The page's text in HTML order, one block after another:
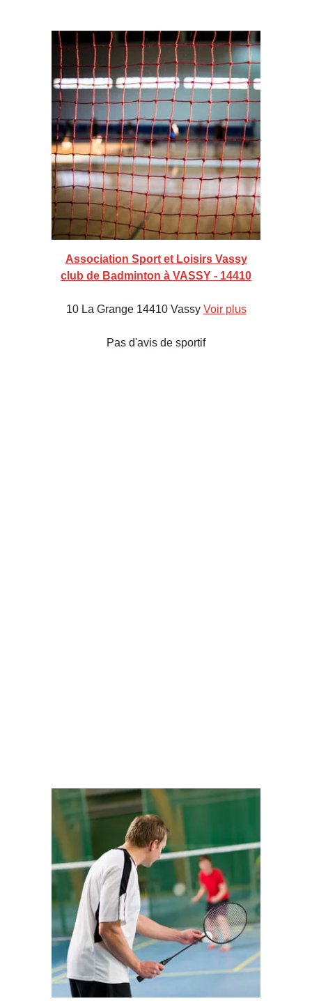
Association Sport et Loisirs Vassy
club de Badminton à VASSY - 14410
10 La Grange 14410 Vassy Voir plus
Pas d'avis de sportif